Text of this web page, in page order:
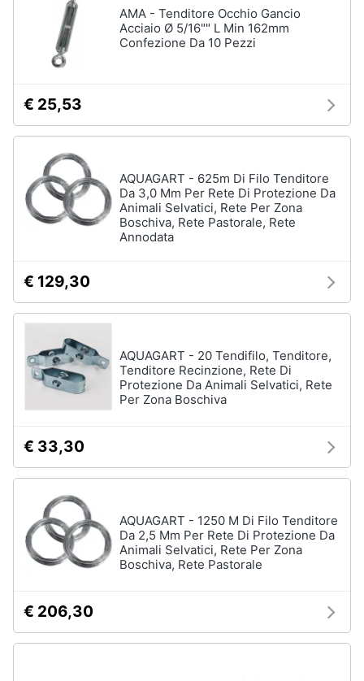
AMA - Tenditore Occhio Gancio
Acciaio Ø 5/16"" L Min 162mm
Confezione Da 10 Pezzi
€ 25,53
AQUAGART - 625m Di Filo Tenditore
Da 3,0 Mm Per Rete Di Protezione Da
Animali Selvatici, Rete Per Zona
Boschiva, Rete Pastorale, Rete
Annodata
€ 129,30
AQUAGART - 20 Tendifilo, Tenditore,
Tenditore Recinzione, Rete Di
Protezione Da Animali Selvatici, Rete
Per Zona Boschiva
€ 33,30
AQUAGART - 1250 M Di Filo Tenditore
Da 2,5 Mm Per Rete Di Protezione Da
Animali Selvatici, Rete Per Zona
Boschiva, Rete Pastorale
€ 206,30